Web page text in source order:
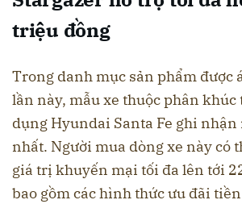
triệu đồng
Trong danh mục sản phẩm được
lần này, mẫu xe thuộc phân khúc
dụng Hyundai Santa Fe ghi nhận
nhất. Người mua dòng xe này có
giá trị khuyến mại tối đa lên tới
bao gồm các hình thức ưu đãi